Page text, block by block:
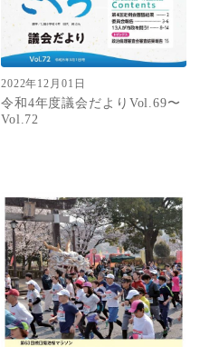
2022年12月01日
令和4年度議会だよりVol.69〜
Vol.72